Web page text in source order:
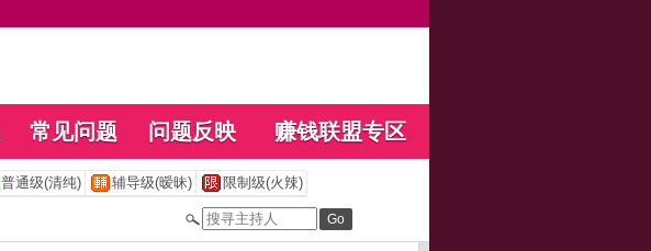
常见问题 问题反映 赚钱联盟专区
普通级(清纯) 辅导级(暧昧) 限制级(火辣)